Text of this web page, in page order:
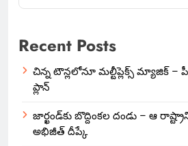
Recent Posts
చిన్న టౌన్లలోనూ మల్టీప్లెక్స్‌ మ్యాజిక్ –
ప్లాన్
జార్ఖండ్‌కు బొద్దింకల దండు – ఆ
అభిజీత్ దీప్కే